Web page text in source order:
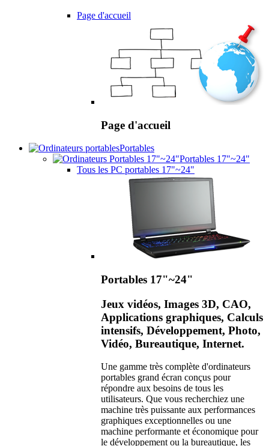
Page d'accueil
Page d'accueil
Portables
Portables 17"~24"
Tous les PC portables 17"~24"
Portables 17"~24"
Jeux vidéos, Images 3D, CAO,
Applications graphiques, Calculs
intensifs, Développement, Photo,
Vidéo, Bureautique, Internet.
Une gamme très complète d'ordinateurs
portables grand écran conçus pour
répondre aux besoins de tous les
utilisateurs. Que vous recherchiez une
machine très puissante aux performances
graphiques exceptionnelles ou une
machine performante et économique pour
le développement ou la bureautique, les